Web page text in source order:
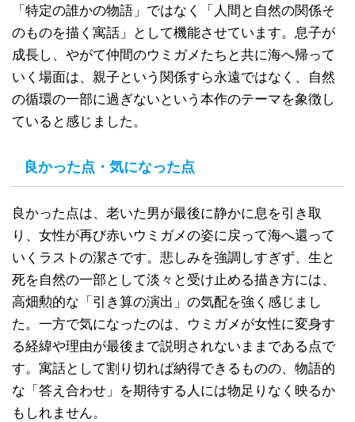
「特定の誰かの物語」ではなく「人間と自然の関係そ
のものを描く寓話」として機能させています。息子が
成長し、やがて仲間のウミガメたちと共に海へ帰って
いく場面は、親子という関係すら永遠ではなく、自然
の循環の一部に過ぎないという本作のテーマを象徴し
ていると感じました。
良かった点・気になった点
良かった点は、老いた男が最後に静かに息を引き取
り、女性が再び赤いウミガメの姿に戻って海へ還って
いくラストの潔さです。悲しみを強調しすぎず、生と
死を自然の一部として淡々と受け止める描き方には、
高畑勲的な「引き算の演出」の気配を強く感じまし
た。一方で気になったのは、ウミガメが女性に変身す
る経緯や理由が最後まで説明されないままである点で
す。寓話として割り切れば納得できるものの、物語的
な「答え合わせ」を期待する人には物足りなく映るか
もしれません。